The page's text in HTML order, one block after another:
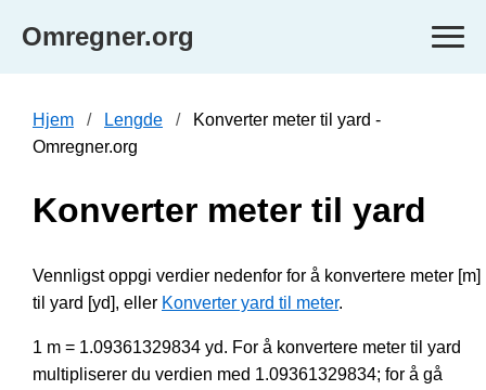
Omregner.org
Hjem Lengde
Konverter meter til yard -
Omregner.org
Konverter meter til yard
Vennligst oppgi verdier nedenfor for å konvertere meter [m]
til yard [yd], eller Konverter yard til meter.
1 m = 1.09361329834 yd. For å konvertere meter til yard
multipliserer du verdien med 1.09361329834; for å gå